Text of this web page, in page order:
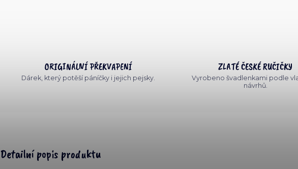
ORIGINÁLNÍ PŘEKVAPENÍ
Dárek, který potěší páníčky i jejich pejsky.
ZLATÉ ČESKÉ RUČIČKY
Vyrobeno švadlenkami podle
návrhů.
Detailní popis produktu